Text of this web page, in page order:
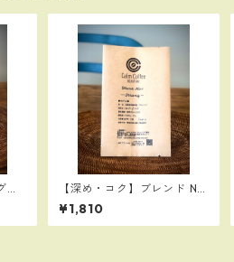
リ
【深め・コク】ブレンド No.
1 Strong200g：人気No1の
スマトラタイガーと高品質
なエチオピアゴヨを贅沢に
¥1,810